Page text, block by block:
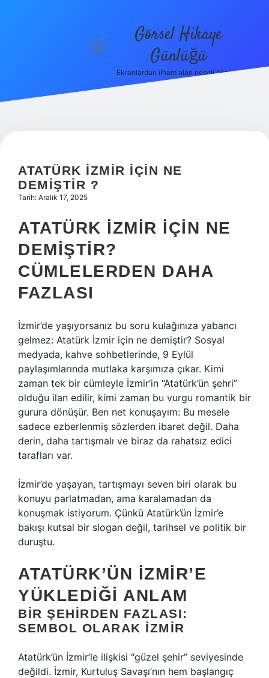
Hakkımızda
menüyü
Görsel Hikaye
Günlüğü
Ekranlardan ilham alan neşeli bilgiler!
ATATÜRK İZMIR IÇIN NE
DEMIŞTIR ?
Tarih: Aralık 17, 2025
ATATÜRK İZMIR İÇIN NE
DEMIŞTIR?
CÜMLELERDEN DAHA
FAZLASI
İzmir’de yaşıyorsanız bu soru kulağınıza yabancı
gelmez: Atatürk İzmir için ne demiştir? Sosyal
medyada, kahve sohbetlerinde, 9 Eylül
paylaşımlarında mutlaka karşımıza çıkar. Kimi
zaman tek bir cümleyle İzmir’in “Atatürk’ün şehri”
olduğu ilan edilir, kimi zaman bu vurgu romantik bir
gurura dönüşür. Ben net konuşayım: Bu mesele
sadece ezberlenmiş sözlerden ibaret değil. Daha
derin, daha tartışmalı ve biraz da rahatsız edici
tarafları var.
İzmir’de yaşayan, tartışmayı seven biri olarak bu
konuyu parlatmadan, ama karalamadan da
konuşmak istiyorum. Çünkü Atatürk’ün İzmir’e
bakışı kutsal bir slogan değil, tarihsel ve politik bir
duruştu.
ATATÜRK’ÜN İZMIR’E
YÜKLEDIĞI ANLAM
BIR ŞEHIRDEN FAZLASI:
SEMBOL OLARAK İZMIR
Atatürk’ün İzmir’le ilişkisi “güzel şehir” seviyesinde
değildi. İzmir, Kurtuluş Savaşı’nın hem başlangıç